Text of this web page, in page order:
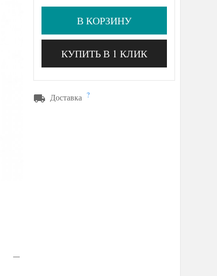
В КОРЗИНУ
КУПИТЬ В 1 КЛИК
Доставка ?